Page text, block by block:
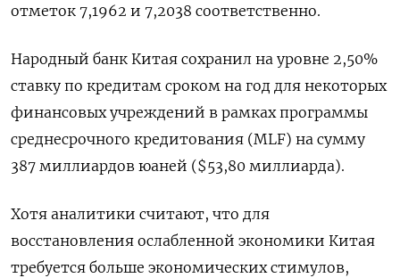
отметок 7,1962​ и 7,2038 соответственно.
Народный банк Китая сохранил на уровне 2,50%
ставку по кредитам сроком на год для некоторых
финансовых учреждений в рамках программы
среднесрочного кредитования (MLF) на сумму
387 миллиардов юаней ($53,80 миллиарда).
Хотя аналитики считают, что для
восстановления ослабленной экономики Китая
требуется больше экономических стимулов,